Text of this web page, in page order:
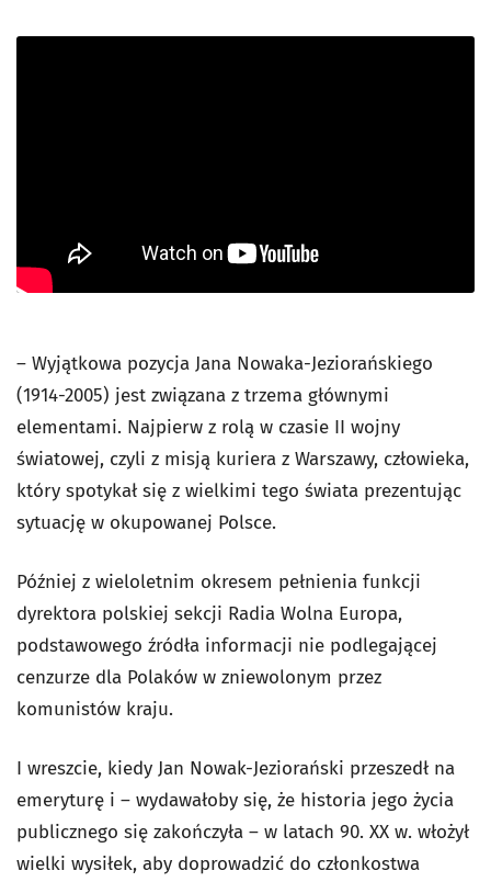
– Wyjątkowa pozycja Jana Nowaka-Jeziorańskiego
(1914-2005) jest związana z trzema głównymi
elementami. Najpierw z rolą w czasie II wojny
światowej, czyli z misją kuriera z Warszawy, człowieka,
który spotykał się z wielkimi tego świata prezentując
sytuację w okupowanej Polsce.
Później z wieloletnim okresem pełnienia funkcji
dyrektora polskiej sekcji Radia Wolna Europa,
podstawowego źródła informacji nie podlegającej
cenzurze dla Polaków w zniewolonym przez
komunistów kraju.
I wreszcie, kiedy Jan Nowak-Jeziorański przeszedł na
emeryturę i – wydawałoby się, że historia jego życia
publicznego się zakończyła – w latach 90. XX w. włożył
wielki wysiłek, aby doprowadzić do członkostwa